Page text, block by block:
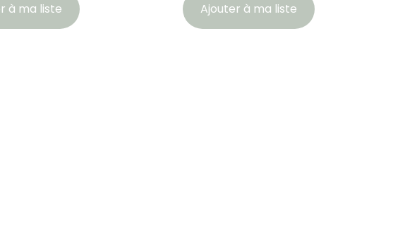
à ma liste Ajouter à ma liste